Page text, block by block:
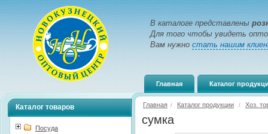
В каталоге представлены
Для того чтобы увидеть
Вам нужностать нашим
Главная Каталог
Каталог товаров
Посуда
Главная / Каталог продукции / Хоз.
сумка